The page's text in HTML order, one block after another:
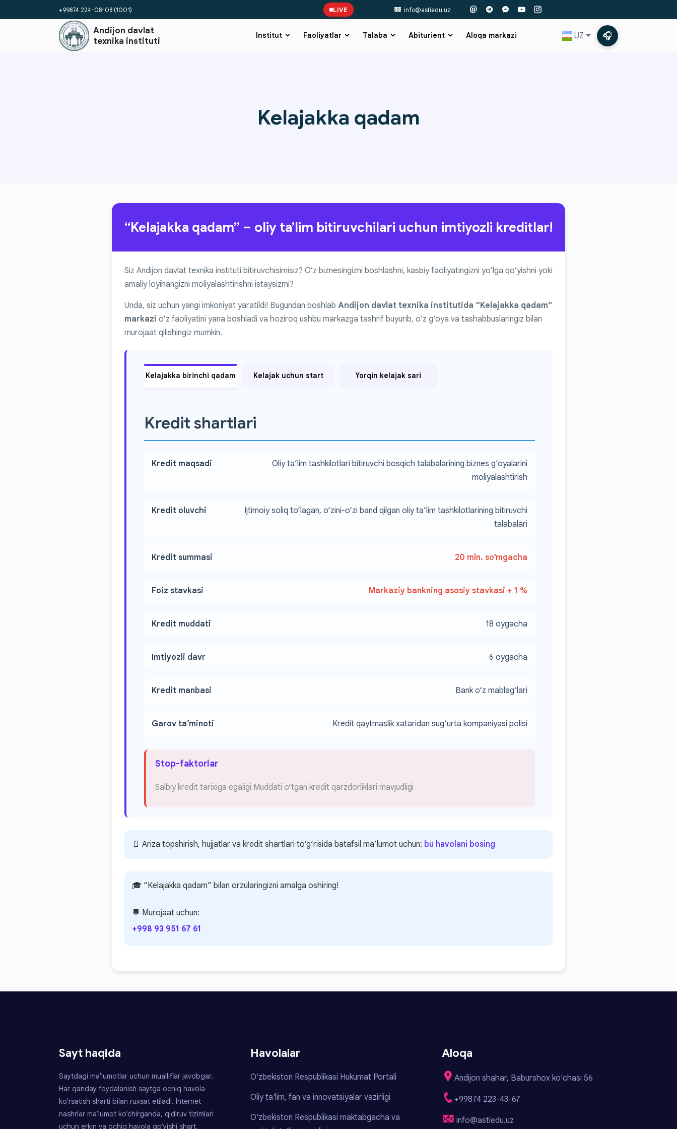
+99874 224-08-08 (1001) LIVE info@astiedu.uz
Andijon davlat
texnika instituti
Institut Faoliyatlar Talaba Abiturient Aloqa markazi UZ 🎧
Kelajakka qadam
“Kelajakka qadam” – oliy ta’lim bitiruvchilari uchun imtiyozli kreditlar!
Siz Andijon davlat texnika instituti bitiruvchisimisiz? O‘z biznesingizni boshlashni, kasbiy faoliyatingizni yo‘lga qo‘yishni yoki
amaliy loyihangizni moliyalashtirishni istaysizmi?
Unda, siz uchun yangi imkoniyat yaratildi! Bugundan boshlab Andijon davlat texnika institutida “Kelajakka qadam”
markazi o‘z faoliyatini yana boshladi va hoziroq ushbu markazga tashrif buyurib, o‘z g‘oya va tashabbuslaringiz bilan
murojaat qilishingiz mumkin.
Kelajakka birinchi qadam Kelajak uchun start Yorqin kelajak sari
Kredit shartlari
Kredit maqsadi
Oliy ta’lim tashkilotlari bitiruvchi bosqich talabalarining biznes g‘oyalarini
moliyalashtirish
Kredit oluvchi
Ijtimoiy soliq to‘lagan, o‘zini-o‘zi band qilgan oliy ta’lim tashkilotlarining bitiruvchi
talabalari
Kredit summasi 20 mln. so‘mgacha
Foiz stavkasi Markaziy bankning asosiy stavkasi + 1 %
Kredit muddati 18 oygacha
Imtiyozli davr 6 oygacha
Kredit manbasi Bank o‘z mablag‘lari
Garov ta’minoti Kredit qaytmaslik xataridan sug‘urta kompaniyasi polisi
Stop-faktorlar
Salbiy kredit tarixiga egaligi Muddati o‘tgan kredit qarzdorliklari mavjudligi
📄 Ariza topshirish, hujjatlar va kredit shartlari to‘g‘risida batafsil ma’lumot uchun: bu havolani bosing
🎓 “Kelajakka qadam” bilan orzularingizni amalga oshiring!
💬 Murojaat uchun:
+998 93 951 67 61
Sayt haqida
Saytdagi ma'lumotlar uchun mualliflar javobgar.
Har qanday foydalanish saytga ochiq havola
ko‘rsatish sharti bilan ruxsat etiladi. Internet
nashrlar ma'lumot ko‘chirganda, qidiruv tizimlari
uchun erkin va ochiq havola qo‘yishi shart,
Havolalar
O'zbekiston Respublikasi Hukumat Portali
Oliy ta'lim, fan va innovatsiyalar vazirligi
O'zbekiston Respublikasi maktabgacha va
Aloqa
Andijon shahar, Baburshox ko'chasi 56
+99874 223-43-67
info@astiedu.uz